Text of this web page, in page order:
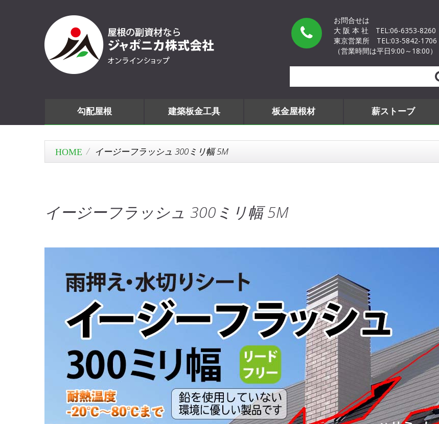
お問合せは
大 阪 本 社 TEL:06-6353-8260
東京営業所 TEL:03-5842-1706
（営業時間は平日9:00～18:00）
勾配屋根 建築板金工具 板金屋根材 薪ストーブ
イージーフラッシュ 300ミリ幅 5M
イージーフラッシュ 300ミリ幅 5M